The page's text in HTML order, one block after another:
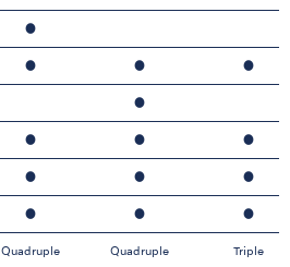
●
●
●
●
●
Quadruple
●
●
●
●
●
Quadruple
●
●
●
●
Triple